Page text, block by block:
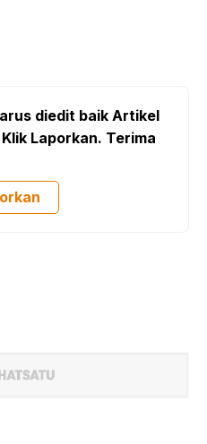
diedit baik Artikel
Laporkan. Terima